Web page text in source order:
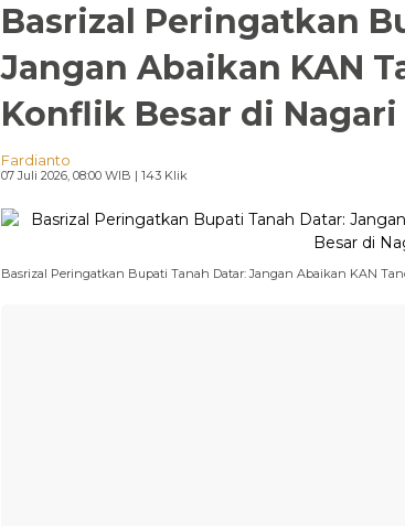
Basrizal Peringatkan
Jangan Abaikan KAN
Konflik Besar di Nagari
Fardianto
07 Juli 2026, 08:00 WIB | 143 Klik
Basrizal Peringatkan Bupati Tanah Datar: Jangan Abaikan KAN